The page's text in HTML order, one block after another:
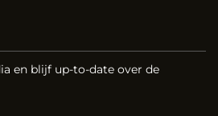
en blijf up-to-date over de